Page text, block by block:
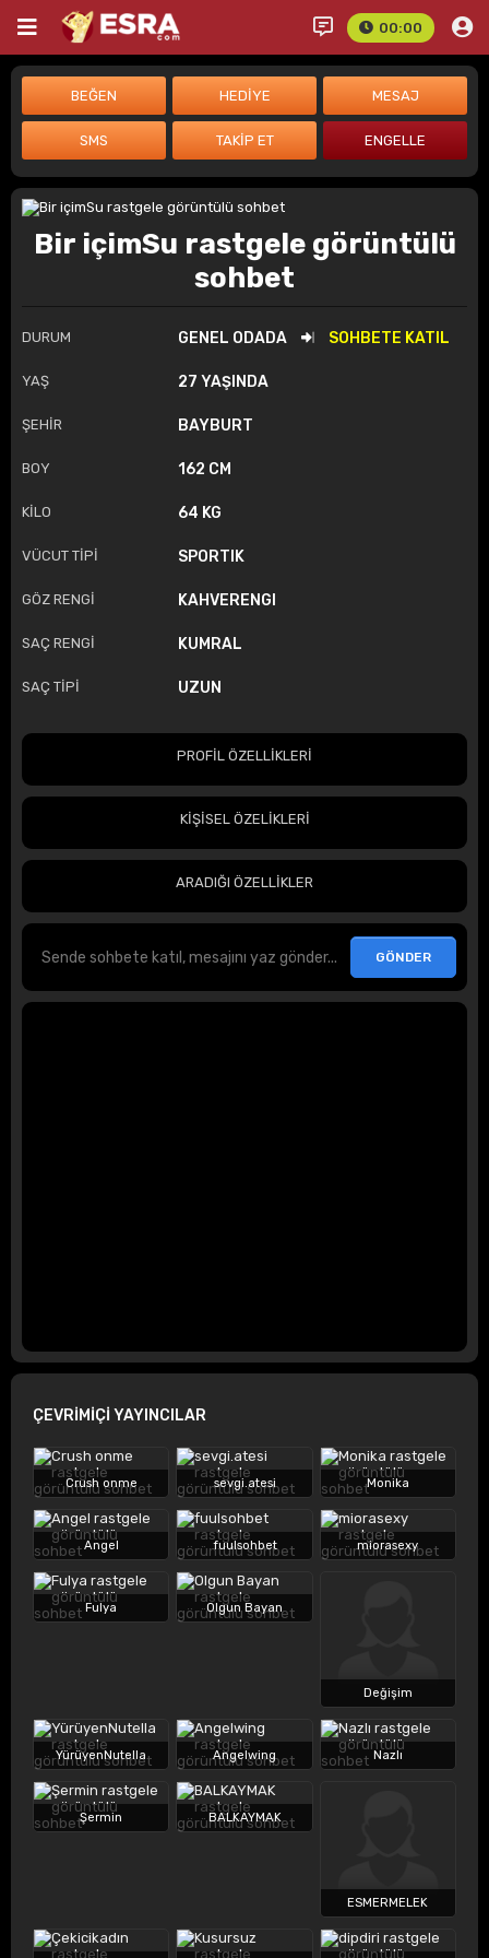
00:00
Bir içimSu rastgele görüntülü
sohbet
DURUM GENEL ODADA SOHBETE KATIL
YAŞ 27 YAŞINDA
ŞEHİR BAYBURT
BOY 162 CM
KİLO 64 KG
VÜCUT TİPİ SPORTIK
GÖZ RENGİ KAHVERENGI
SAÇ RENGİ KUMRAL
SAÇ TİPİ UZUN
PROFİL ÖZELLİKLERİ
KİŞİSEL ÖZELİKLERİ
ARADIĞI ÖZELLİKLER
ÇEVRİMİÇİ YAYINCILAR
Crush onme sevgi.atesi Monika
Angel fuulsohbet miorasexy
Fulya Olgun Bayan
Değişim
YürüyenNutella Angelwing Nazlı
Şermin BALKAYMAK
ESMERMELEK